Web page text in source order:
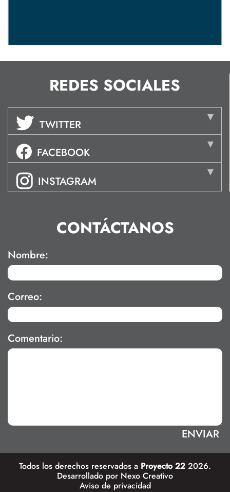
REDES SOCIALES
TWITTER
FACEBOOK
INSTAGRAM
CONTÁCTANOS
Nombre:
Correo:
Comentario:
Todos los derechos reservados a Proyecto 22 2026.
Desarrollado por Nexo Creativo
Aviso de privacidad